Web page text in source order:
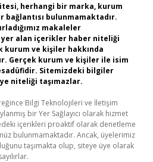
herhangi bir marka, kurum
bağlantısı bulunmamaktadır.
makaleler
yer alan içerikler haber niteliği
kurum ve kişiler hakkında
Gerçek kurum ve kişiler ile isim
Sitemizdeki bilgiler
niteliği taşımazlar.
Bilgi Teknolojileri ve İletişim
bir Yer Sağlayıcı olarak hizmet
içerikleri proaktif olarak denetleme
bulunmamaktadır. Ancak, üyelerimiz
taşımakta olup, siteye üye olarak